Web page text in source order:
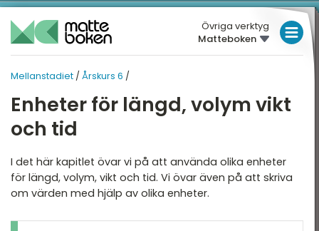
Övriga verktyg
Matteboken
Mellanstadiet / Årskurs 6 /
Enheter för längd, volym vikt
och tid
I det här kapitlet övar vi på att använda olika enheter
för längd, volym, vikt och tid. Vi övar även på att skriva
om värden med hjälp av olika enheter.
LÅGSTADIET
Översikt
4
5
6
ÅRSKURS 6
Tal
De fyra räknesätten
HÖGSTADIET
HÖGSKOLEPROV
DIGITALA VERKTYG